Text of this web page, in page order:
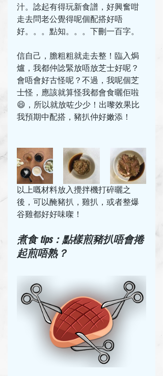
汁。諗起有得玩新食譜，好興奮咁
走去問老公覺得呢個配搭好唔
好。。。點知。。。下刪一百字。
信自己，膽粗粗就走去整！臨入焗
爐，我都仲諗緊放唔放芝士好呢？
會唔會好古怪呢？不過，我呢個芝
士怪，應該就算怪我都會食曬佢啦
😄，所以就放咗少少！出嚟效果比
我預期中配搭，豬扒仲好嫩添！
以上嘅材料放入攪拌機打碎曬之
後，可以醃豬扒，雞扒，或者整爆
谷雞都好好味㗎！
煮食 tips：點樣煎豬扒唔會捲
起煎唔熟？